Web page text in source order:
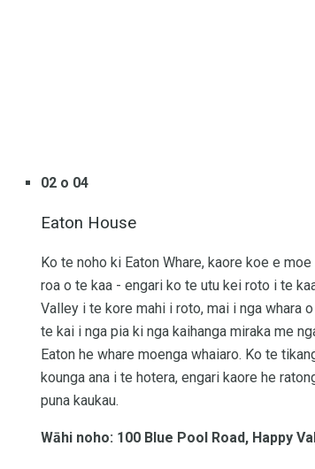
02 o 04
Eaton House
Ko te noho ki Eaton Whare, kaore koe e
roa o te kaa - engari ko te utu kei roto i te
Valley i te kore mahi i roto, mai i nga whara
te kai i nga pia ki nga kaihanga miraka me
Eaton he whare moenga whaiaro. Ko te
kounga ana i te hotera, engari kaore he
puna kaukau.
Wāhi noho: 100 Blue Pool Road, Happy